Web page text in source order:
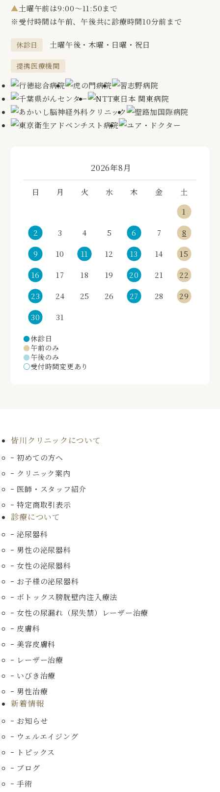
▲土曜午前は9:00～11:50まで
※受付時間は午前、午後共に診療時間10分前まで
休診日 土曜午後・木曜・日曜・祝日
提携医療機関
2026年8月
日 月 火 水 木 金
土
1
2 3 4 5 6 7 8
9 10 11 12 13 14 15
16 17 18 19 20 21 22
23 24 25 26 27 28 29
30 31
●休診日
●午前のみ
●午後のみ
○受付時間変更あり
皆川クリニックについて
初めての方へ
クリニック案内
医師・スタッフ紹介
特定商取引表示
診療について
泌尿器科
男性の泌尿器科
女性の泌尿器科
お子様の泌尿器科
ボトックス膀胱壁内注入療法
女性の尿漏れ（尿失禁）
レーザー治療
皮膚科
美容皮膚科
レーザー治療
いびき治療
男性治療
新着情報
お知らせ
ウェルエイジング
トピックス
ブログ
手術